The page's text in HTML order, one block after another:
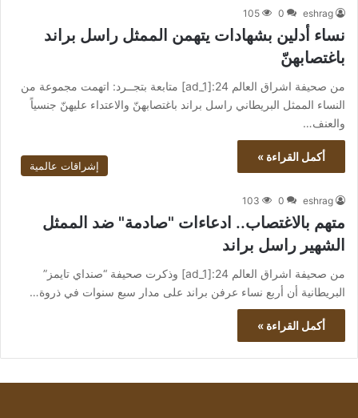
eshrag
0
105
نساء أدلين بشهادات يتهمن الممثل راسل براند
باغتصابهنّ
من صحيفة اشراق العالم 24:[ad_1] متابعة بتجــرد: اتهمت مجموعة من
النساء الممثل البريطاني راسل براند باغتصابهنّ والاعتداء عليهنّ جنسياً
والعنف…
أكمل القراءة »
إشراقات عالمية
eshrag
0
103
متهم بالاغتصاب.. ادعاءات "صادمة" ضد الممثل
الشهير راسل براند
من صحيفة اشراق العالم 24:[ad_1] وذكرت صحيفة “صنداي تايمز”
البريطانية أن أربع نساء عرفن براند على مدار سبع سنوات في ذروة…
أكمل القراءة »